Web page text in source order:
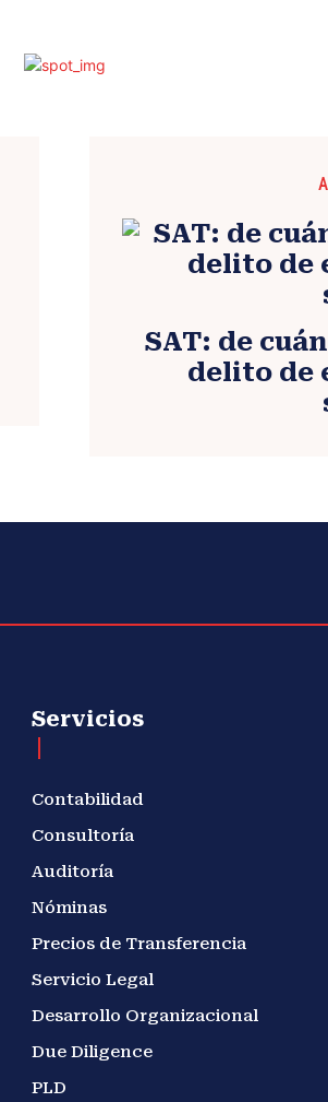
SAT: de
delito de
Servicios
Contabilidad
Consultoría
Auditoría
Nóminas
Precios de Transferencia
Servicio Legal
Desarrollo Organizacional
Due Diligence
PLD